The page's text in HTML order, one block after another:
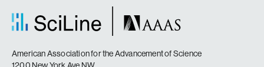
American Association for the Advancement of Science